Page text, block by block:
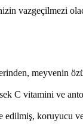
vazgeçilmezi
meyvenin
C vitamini ve
edilmiş, koruyucu